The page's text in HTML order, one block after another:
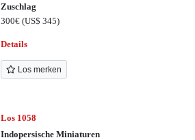
Zuschlag
300€(US$ 345)
Details
Los merken
Los 1058
Indopersische Miniaturen